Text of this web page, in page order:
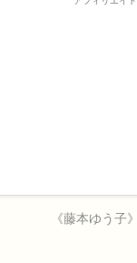
《藤本ゆう子》